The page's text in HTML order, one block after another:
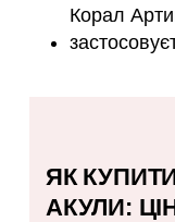
Корал
ЯК
АКУЛИ: